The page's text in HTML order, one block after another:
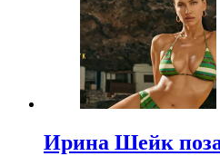
Ирина Шейк